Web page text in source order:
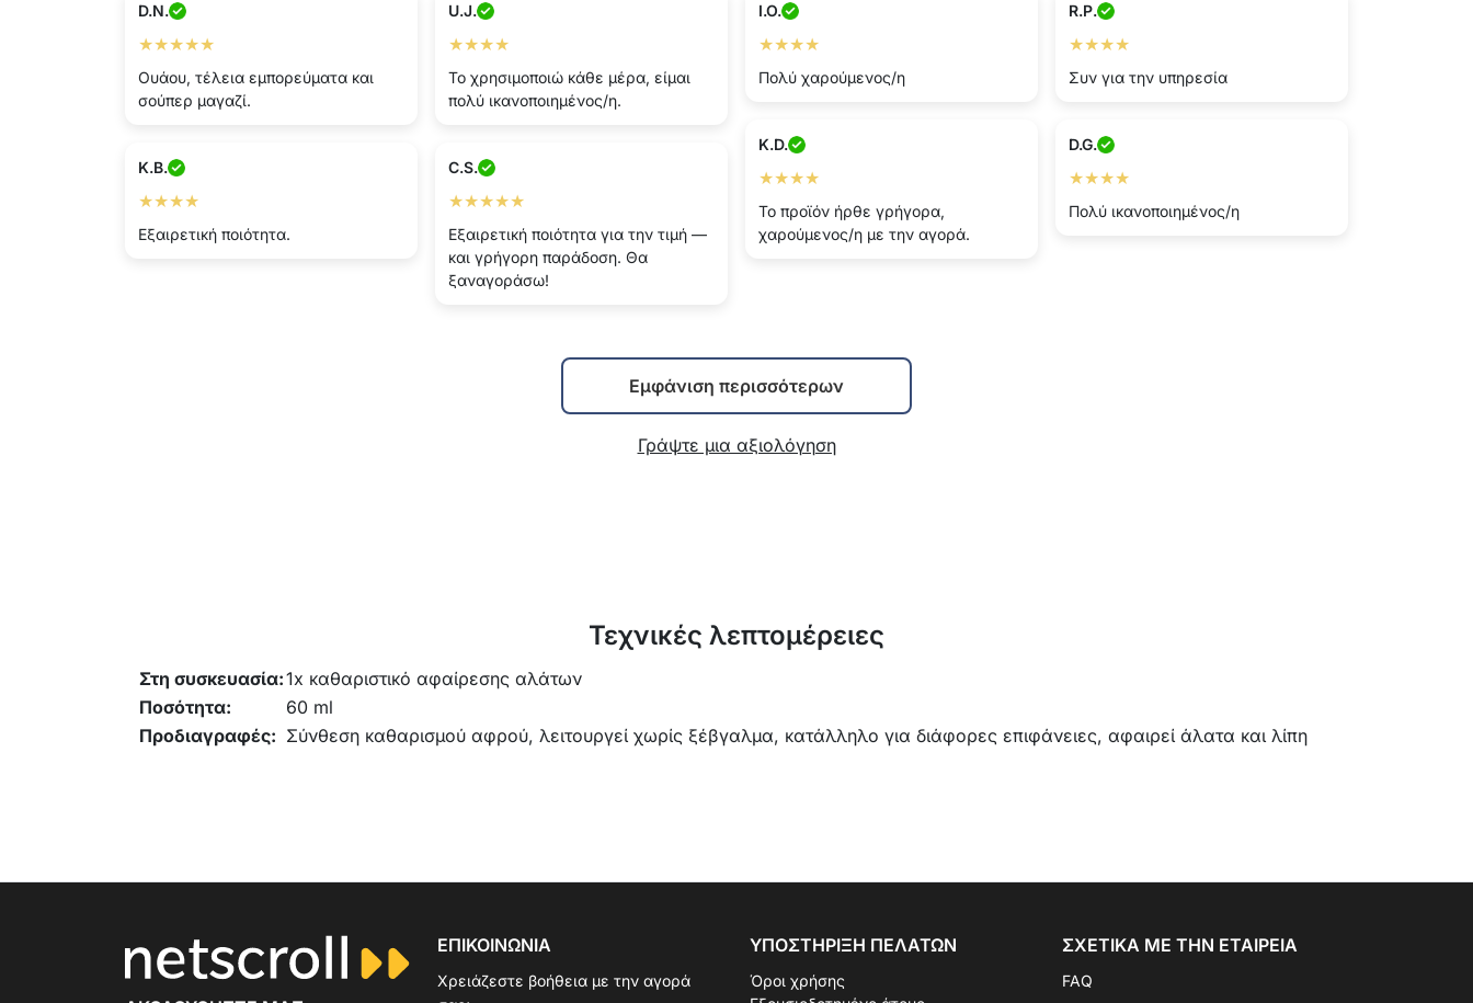
D.N.
★★★★★
Ουάου, τέλεια εμπορεύματα και
σούπερ μαγαζί.
U.J.
★★★★
Το χρησιμοποιώ κάθε μέρα, είμαι
πολύ ικανοποιημένος/η.
I.O.
★★★★
Πολύ χαρούμενος/η
R.P.
★★★★
Συν για την υπηρεσία
K.D.
★★★★
Το προϊόν ήρθε γρήγορα,
χαρούμενος/η με την αγορά.
D.G.
★★★★
Πολύ ικανοποιημένος/η
K.B.
★★★★
Εξαιρετική ποιότητα.
C.S.
★★★★★
Εξαιρετική ποιότητα για την τιμή —
και γρήγορη παράδοση. Θα
ξαναγοράσω!
Εμφάνιση περισσότερων
Γράψτε μια αξιολόγηση
Τεχνικές λεπτομέρειες
Στη συσκευασία:1x καθαριστικό αφαίρεσης αλάτων
Ποσότητα:
60 ml
Προδιαγραφές: Σύνθεση καθαρισμού αφρού, λειτουργεί χωρίς ξέβγαλμα, κατάλληλο για διάφορες επιφάνειες, αφαιρεί άλατα και λίπη
ΕΠΙΚΟΙΝΩΝΊΑ
Χρειάζεστε βοήθεια με την αγορά
ΥΠΟΣΤΉΡΙΞΗ ΠΕΛΑΤΏΝ
Όροι χρήσης
ΣΧΕΤΙΚΆ ΜΕ ΤΗΝ ΕΤΑΙΡΕΊΑ
FAQ